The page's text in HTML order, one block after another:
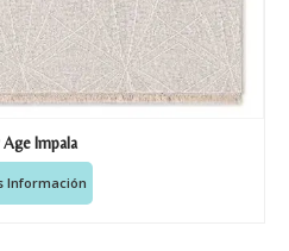
Impala
Información